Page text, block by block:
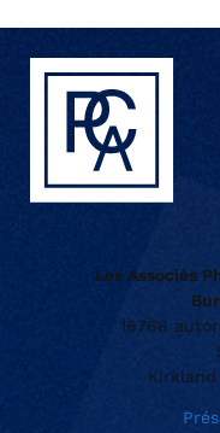
Les Associés
16766
Kirkland